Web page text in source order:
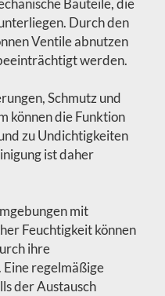
Bauteile, die
Durch den
Ventile abnutzen
werden.
Schmutz und
können die Funktion
zu Undichtigkeiten
ist daher
mit
Feuchtigkeit können
ihre
regelmäßige
der Austausch